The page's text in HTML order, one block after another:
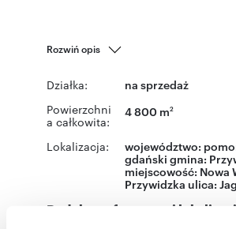
Rozwiń opis
Działka: na sprzedaż
Powierzchni
a całkowita:
4 800 m2
Lokalizacja: województwo:
gdański gmina:
miejscowość: Nowa
Przywidzka ulica:
Podobne oferty w tej